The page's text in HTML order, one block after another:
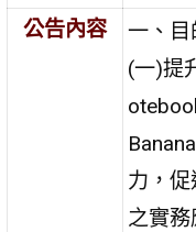
公告內容
一、目
(一)提
力，
之實務